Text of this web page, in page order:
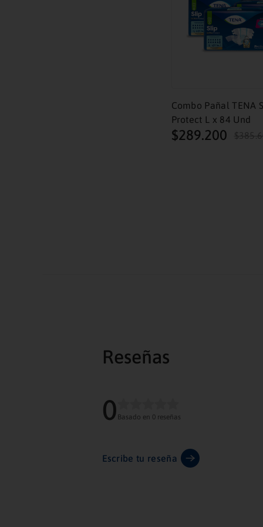
Combo Pañal TENA
Protect L x 84 Und
$289.200
Reseñas
0 Basado en 0 reseñas
Escribe tu reseña